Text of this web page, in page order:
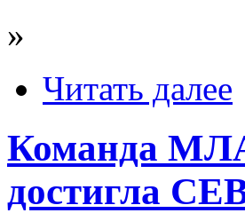
»
Читать далее
Команда
достигла